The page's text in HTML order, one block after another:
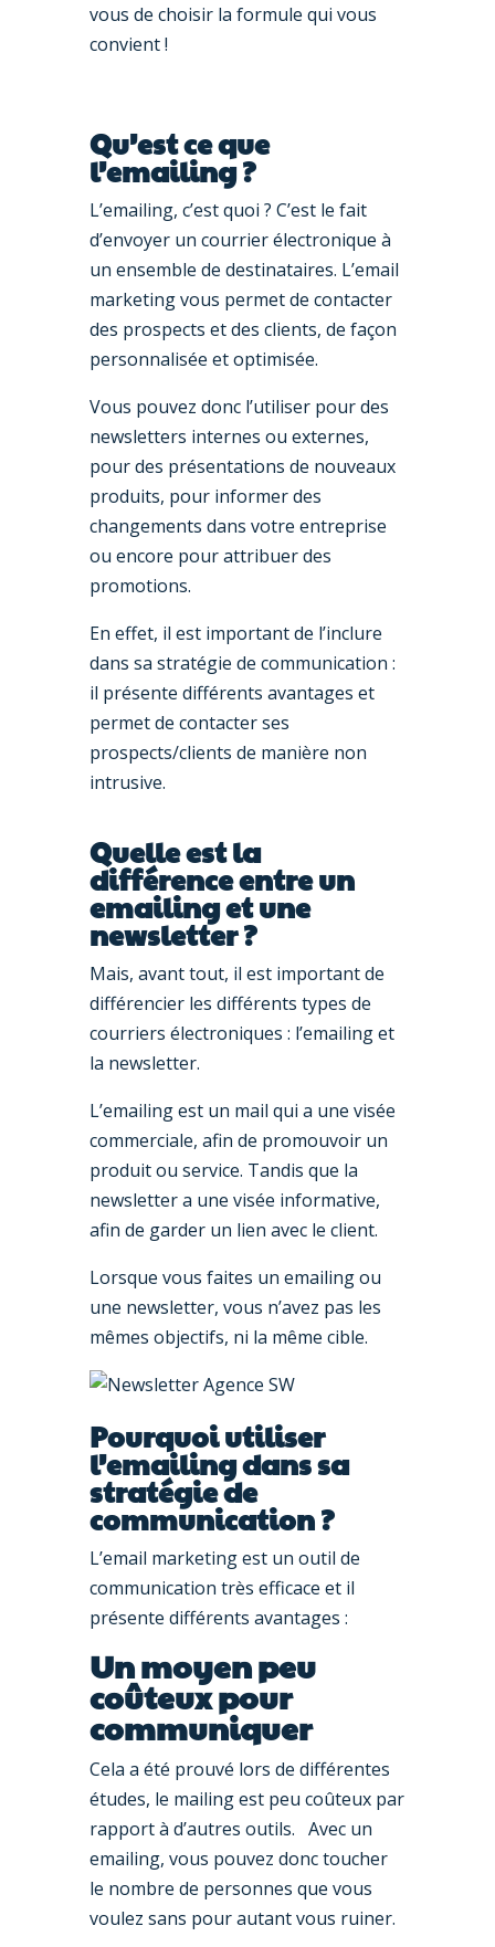
vous de choisir la formule qui vous
convient !
Qu’est ce que
l’emailing ?
L’emailing, c’est quoi ? C’est le fait
d’envoyer un courrier électronique à
un ensemble de destinataires. L’email
marketing vous permet de contacter
des prospects et des clients, de façon
personnalisée et optimisée.
Vous pouvez donc l’utiliser pour des
newsletters internes ou externes,
pour des présentations de nouveaux
produits, pour informer des
changements dans votre entreprise
ou encore pour attribuer des
promotions.
En effet, il est important de l’inclure
dans sa stratégie de communication :
il présente différents avantages et
permet de contacter ses
prospects/clients de manière non
intrusive.
Quelle est la
différence entre un
emailing et une
newsletter ?
Mais, avant tout, il est important de
différencier les différents types de
courriers électroniques : l’emailing et
la newsletter.
L’emailing est un mail qui a une visée
commerciale, afin de promouvoir un
produit ou service. Tandis que la
newsletter a une visée informative,
afin de garder un lien avec le client.
Lorsque vous faites un emailing ou
une newsletter, vous n’avez pas les
mêmes objectifs, ni la même cible.
Pourquoi utiliser
l’emailing dans sa
stratégie de
communication ?
L’email marketing est un outil de
communication très efficace et il
présente différents avantages :
Un moyen peu
coûteux pour
communiquer
Cela a été prouvé lors de différentes
études, le mailing est peu coûteux par
rapport à d’autres outils. Avec un
emailing, vous pouvez donc toucher
le nombre de personnes que vous
voulez sans pour autant vous ruiner.